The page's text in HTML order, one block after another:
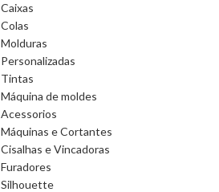
Caixas
Colas
Molduras
Personalizadas
Tintas
Máquina de moldes
Acessorios
Máquinas e Cortantes
Cisalhas e Vincadoras
Furadores
Silhouette